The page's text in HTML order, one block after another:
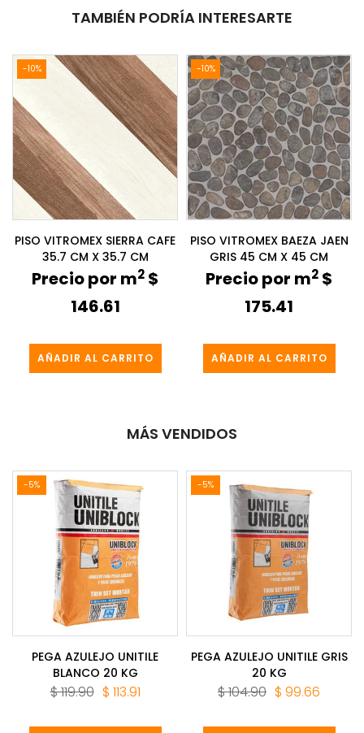
TAMBIÉN PODRÍA INTERESARTE
-10%
PISO VITROMEX SIERRA CAFE
35.7 CM X 35.7 CM
Precio por m2 $
146.61
AÑADIR AL CARRITO
-10%
PISO VITROMEX BAEZA JAEN
GRIS 45 CM X 45 CM
Precio por m2 $
175.41
AÑADIR AL CARRITO
MÁS VENDIDOS
-5%
PEGA AZULEJO UNITILE
BLANCO 20 KG
$ 119.90 $ 113.91
-5%
PEGA AZULEJO UNITILE GRIS
20 KG
$ 104.90 $ 99.66